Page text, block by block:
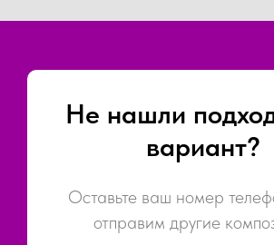
Не нашли
вариант?
Оставьте ваш номер
отправим другие